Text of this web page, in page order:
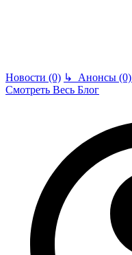
Новости (0) ↳ Анонсы (0)
Смотреть Весь Блог